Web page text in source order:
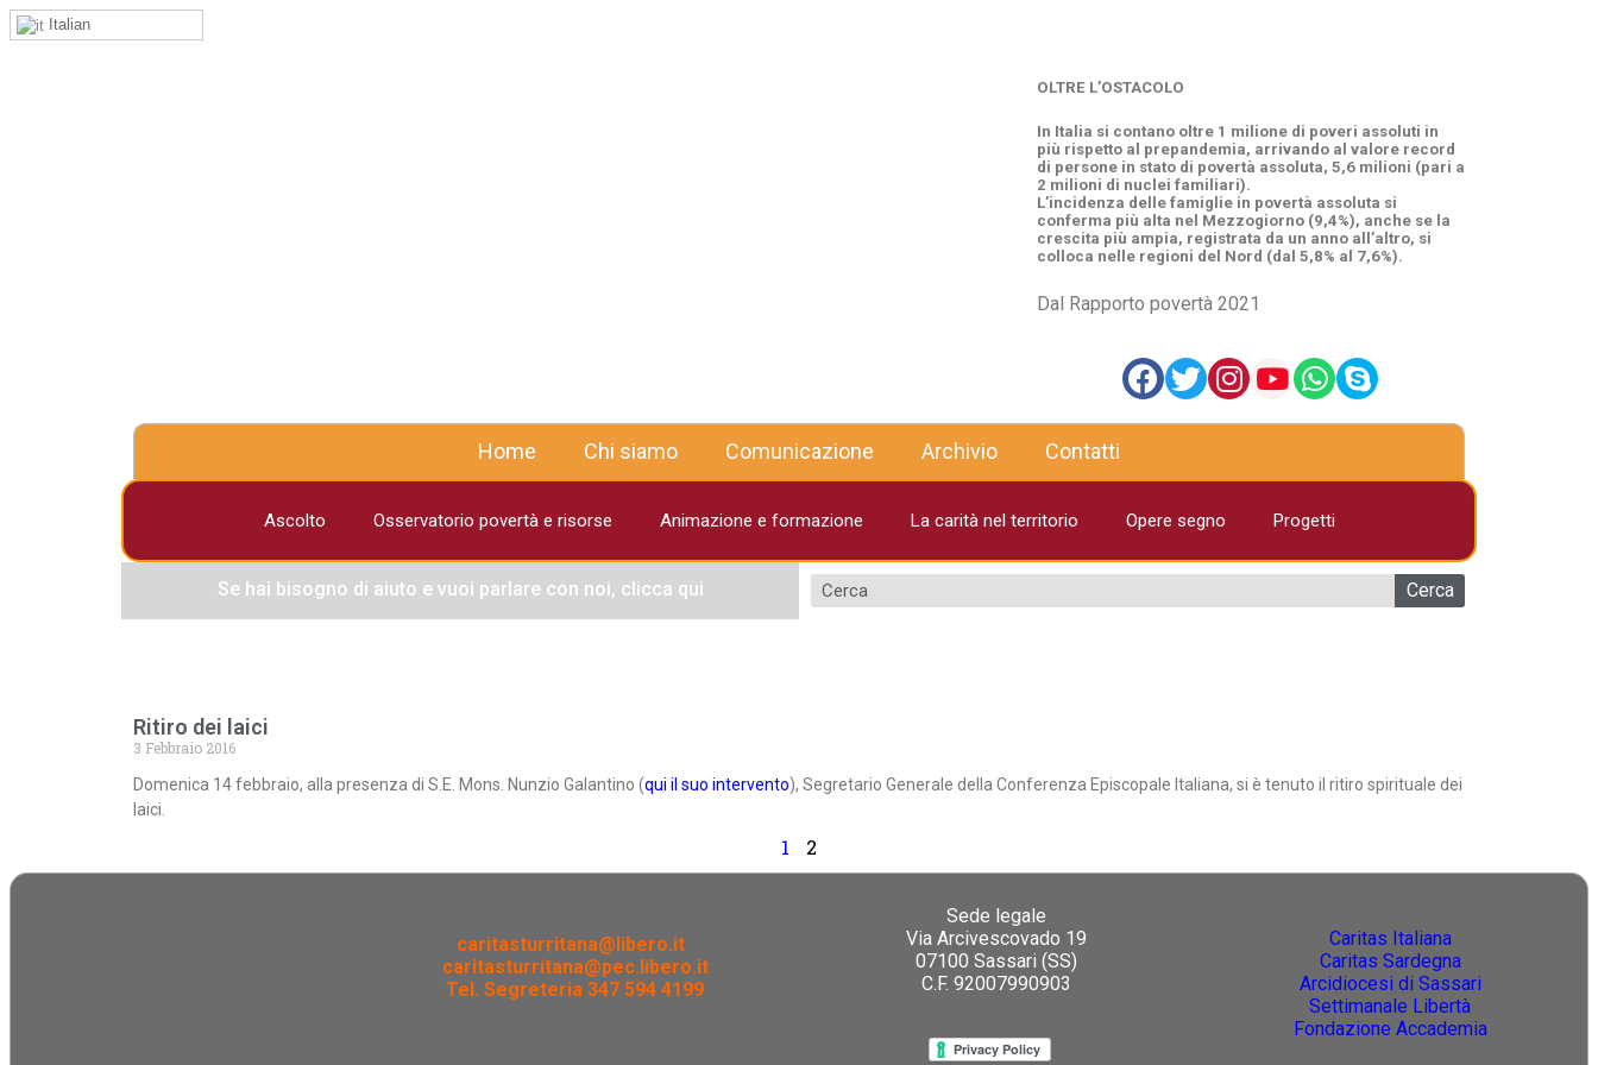
Italian
OLTRE L’OSTACOLO
In Italia si contano oltre 1 milione di poveri assoluti in
più rispetto al prepandemia, arrivando al valore record
di persone in stato di povertà assoluta, 5,6 milioni (pari a
2 milioni di nuclei familiari).
L’incidenza delle famiglie in povertà assoluta si
conferma più alta nel Mezzogiorno (9,4%), anche se la
crescita più ampia, registrata da un anno all’altro, si
colloca nelle regioni del Nord (dal 5,8% al 7,6%).
Dal Rapporto povertà 2021
Home Chi siamo Comunicazione Archivio Contatti
Ascolto Osservatorio povertà e risorse Animazione e formazione La carità nel territorio Opere segno Progetti
Se hai bisogno di aiuto e vuoi parlare con noi, clicca qui Cerca
Ritiro dei laici
3 Febbraio 2016
Domenica 14 febbraio, alla presenza di S.E. Mons. Nunzio Galantino (qui il suo intervento), Segretario Generale della Conferenza Episcopale Italiana, si è tenuto il ritiro spirituale dei
laici.
1 2
caritasturritana@libero.it
caritasturritana@pec.libero.it
Tel. Segreteria 347 594 4199
Sede legale
Via Arcivescovado 19
07100 Sassari (SS)
C.F. 92007990903
Caritas Italiana
Caritas Sardegna
Arcidiocesi di Sassari
Settimanale Libertà
Fondazione Accademia